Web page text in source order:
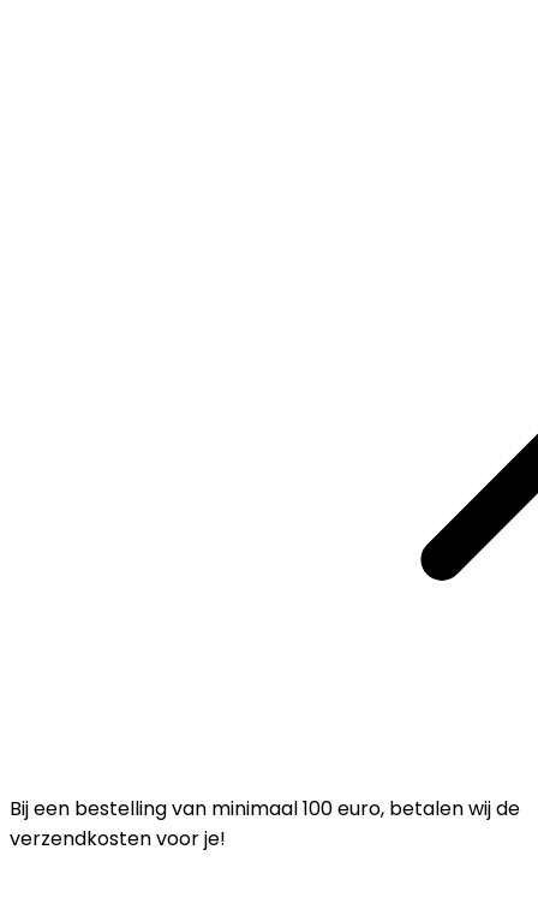
Bij een bestelling van minimaal 100 euro, betalen wij de
verzendkosten voor je!